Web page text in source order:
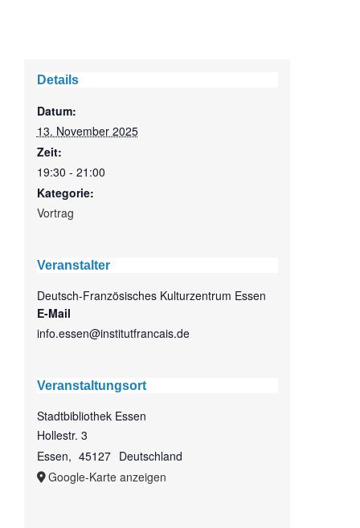
Details
Datum:
13. November 2025
Zeit:
19:30 - 21:00
Kategorie:
Vortrag
Veranstalter
Deutsch-Französisches Kulturzentrum Essen
E-Mail
info.essen@institutfrancais.de
Veranstaltungsort
Stadtbibliothek Essen
Hollestr. 3
Essen, 45127 Deutschland
Google-Karte anzeigen